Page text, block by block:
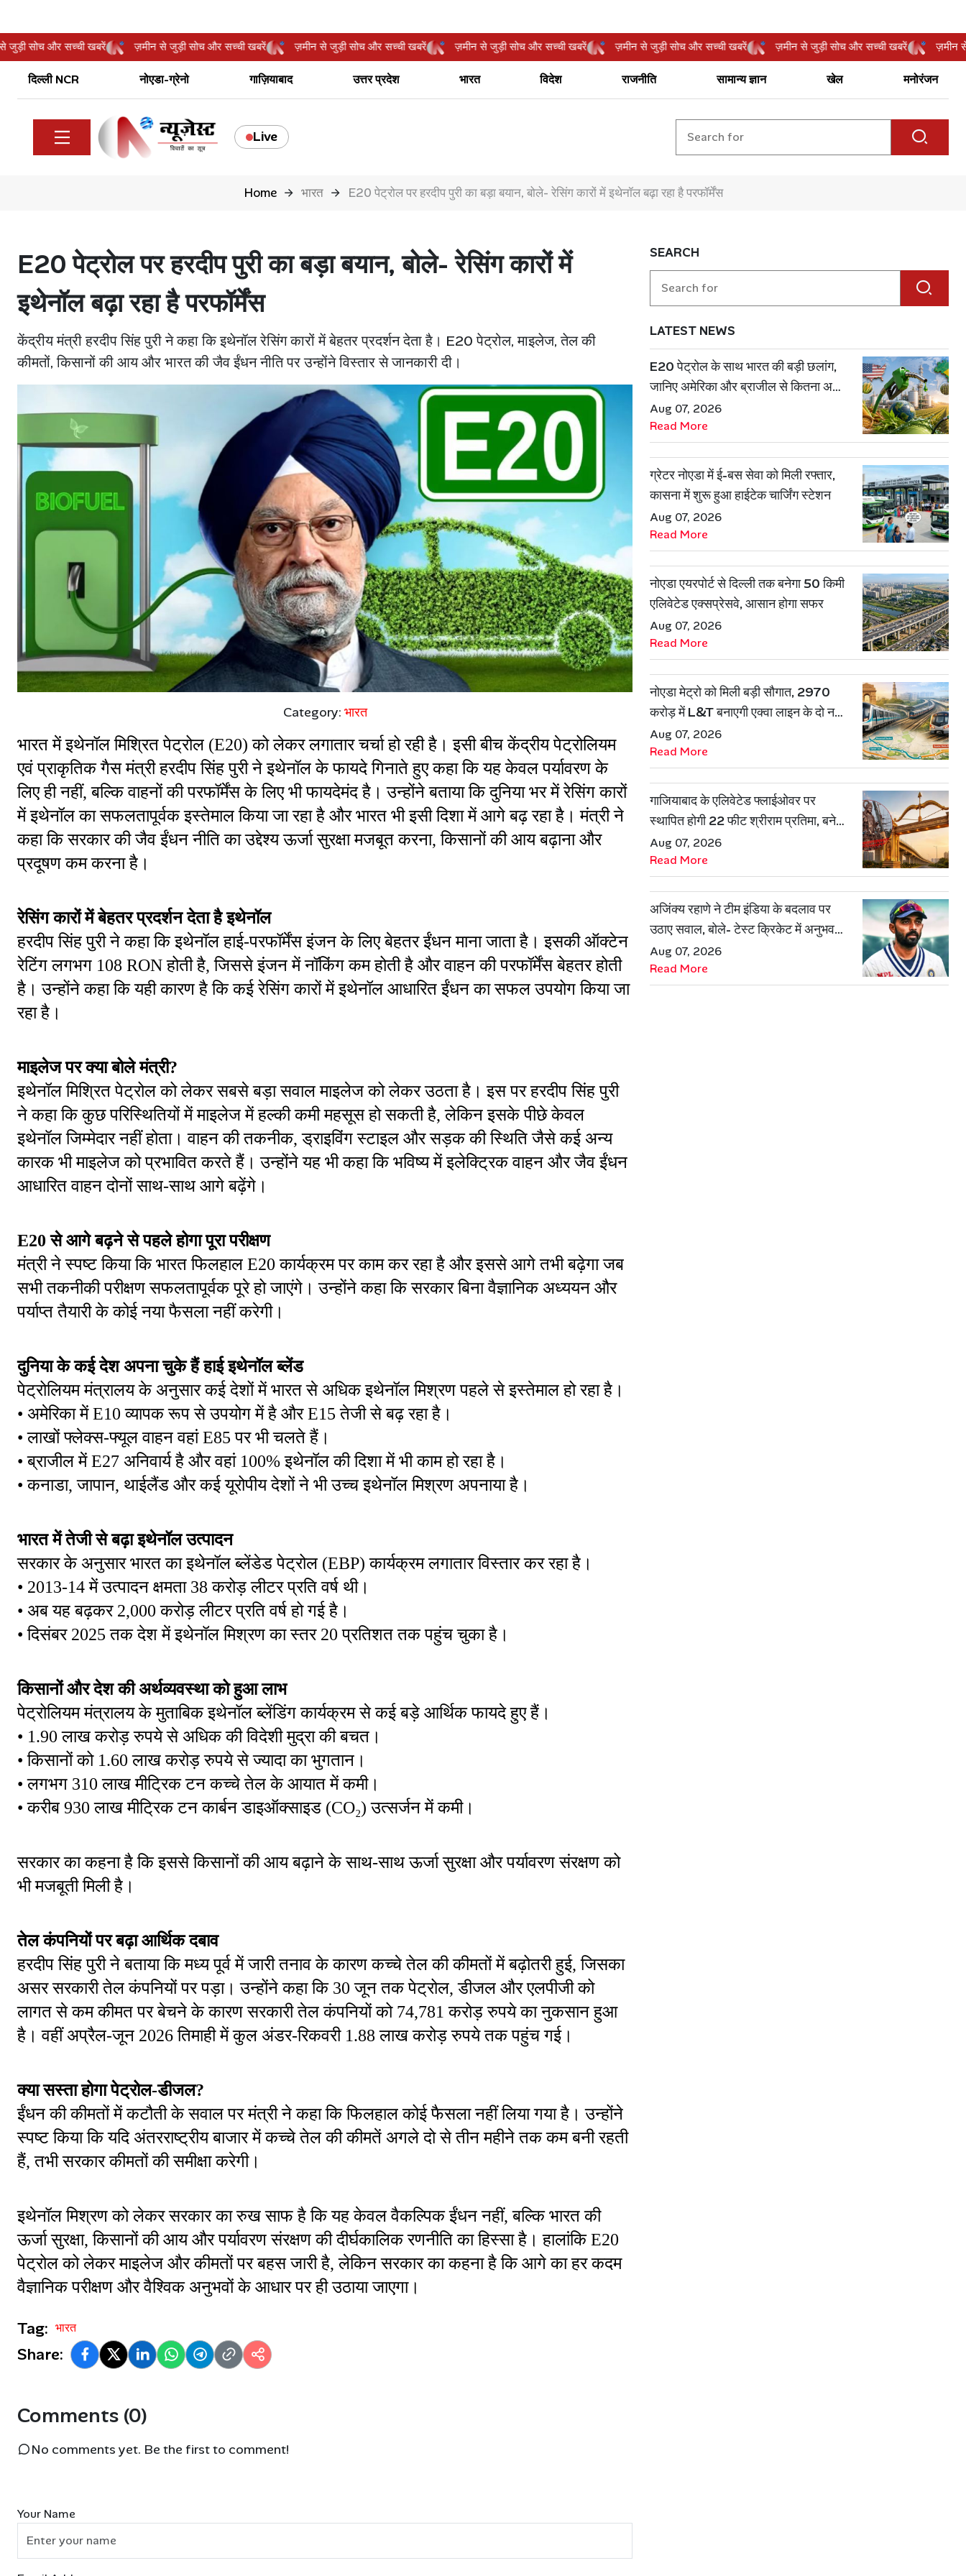
से जुड़ी सोच और सच्ची खबरें ज़मीन से जुड़ी सोच और सच्ची खबरें ज़मीन से जुड़ी सोच और सच्ची खबरें ज़मीन से जुड़ी सोच और सच्ची खबरें ज़मीन से जुड़ी सोच और सच्ची खबरें ज़मीन से जुड़ी सोच और सच्ची खबरें
दिल्ली NCR नोएडा-ग्रेनो गाज़ियाबाद उत्तर प्रदेश भारत विदेश राजनीति सामान्य ज्ञान खेल मनोरंजन
Live
Home भारत E20 पेट्रोल पर हरदीप पुरी का बड़ा बयान, बोले- रेसिंग कारों में इथेनॉल बढ़ा रहा है परफॉर्मेंस
E20 पेट्रोल पर हरदीप पुरी का बड़ा बयान, बोले- रेसिंग कारों में
इथेनॉल बढ़ा रहा है परफॉर्मेंस
केंद्रीय मंत्री हरदीप सिंह पुरी ने कहा कि इथेनॉल रेसिंग कारों में बेहतर प्रदर्शन देता है। E20 पेट्रोल, माइलेज, तेल की
कीमतों, किसानों की आय और भारत की जैव ईंधन नीति पर उन्होंने विस्तार से जानकारी दी।
Category: भारत
भारत में इथेनॉल मिश्रित पेट्रोल (E20) को लेकर लगातार चर्चा हो रही है। इसी बीच केंद्रीय पेट्रोलियम
एवं प्राकृतिक गैस मंत्री हरदीप सिंह पुरी ने इथेनॉल के फायदे गिनाते हुए कहा कि यह केवल पर्यावरण के
लिए ही नहीं, बल्कि वाहनों की परफॉर्मेंस के लिए भी फायदेमंद है। उन्होंने बताया कि दुनिया भर में रेसिंग कारों
में इथेनॉल का सफलतापूर्वक इस्तेमाल किया जा रहा है और भारत भी इसी दिशा में आगे बढ़ रहा है। मंत्री ने
कहा कि सरकार की जैव ईंधन नीति का उद्देश्य ऊर्जा सुरक्षा मजबूत करना, किसानों की आय बढ़ाना और
प्रदूषण कम करना है।
रेसिंग कारों में बेहतर प्रदर्शन देता है इथेनॉल
हरदीप सिंह पुरी ने कहा कि इथेनॉल हाई-परफॉर्मेंस इंजन के लिए बेहतर ईंधन माना जाता है। इसकी ऑक्टेन
रेटिंग लगभग 108 RON होती है, जिससे इंजन में नॉकिंग कम होती है और वाहन की परफॉर्मेंस बेहतर होती
है। उन्होंने कहा कि यही कारण है कि कई रेसिंग कारों में इथेनॉल आधारित ईंधन का सफल उपयोग किया जा
रहा है।
माइलेज पर क्या बोले मंत्री?
इथेनॉल मिश्रित पेट्रोल को लेकर सबसे बड़ा सवाल माइलेज को लेकर उठता है। इस पर हरदीप सिंह पुरी
ने कहा कि कुछ परिस्थितियों में माइलेज में हल्की कमी महसूस हो सकती है, लेकिन इसके पीछे केवल
इथेनॉल जिम्मेदार नहीं होता। वाहन की तकनीक, ड्राइविंग स्टाइल और सड़क की स्थिति जैसे कई अन्य
कारक भी माइलेज को प्रभावित करते हैं। उन्होंने यह भी कहा कि भविष्य में इलेक्ट्रिक वाहन और जैव ईंधन
आधारित वाहन दोनों साथ-साथ आगे बढ़ेंगे।
E20 से आगे बढ़ने से पहले होगा पूरा परीक्षण
मंत्री ने स्पष्ट किया कि भारत फिलहाल E20 कार्यक्रम पर काम कर रहा है और इससे आगे तभी बढ़ेगा जब
सभी तकनीकी परीक्षण सफलतापूर्वक पूरे हो जाएंगे। उन्होंने कहा कि सरकार बिना वैज्ञानिक अध्ययन और
पर्याप्त तैयारी के कोई नया फैसला नहीं करेगी।
दुनिया के कई देश अपना चुके हैं हाई इथेनॉल ब्लेंड
पेट्रोलियम मंत्रालय के अनुसार कई देशों में भारत से अधिक इथेनॉल मिश्रण पहले से इस्तेमाल हो रहा है।
• अमेरिका में E10 व्यापक रूप से उपयोग में है और E15 तेजी से बढ़ रहा है।
• लाखों फ्लेक्स-फ्यूल वाहन वहां E85 पर भी चलते हैं।
• ब्राजील में E27 अनिवार्य है और वहां 100% इथेनॉल की दिशा में भी काम हो रहा है।
• कनाडा, जापान, थाईलैंड और कई यूरोपीय देशों ने भी उच्च इथेनॉल मिश्रण अपनाया है।
भारत में तेजी से बढ़ा इथेनॉल उत्पादन
सरकार के अनुसार भारत का इथेनॉल ब्लेंडेड पेट्रोल (EBP) कार्यक्रम लगातार विस्तार कर रहा है।
• 2013-14 में उत्पादन क्षमता 38 करोड़ लीटर प्रति वर्ष थी।
• अब यह बढ़कर 2,000 करोड़ लीटर प्रति वर्ष हो गई है।
• दिसंबर 2025 तक देश में इथेनॉल मिश्रण का स्तर 20 प्रतिशत तक पहुंच चुका है।
किसानों और देश की अर्थव्यवस्था को हुआ लाभ
पेट्रोलियम मंत्रालय के मुताबिक इथेनॉल ब्लेंडिंग कार्यक्रम से कई बड़े आर्थिक फायदे हुए हैं।
• 1.90 लाख करोड़ रुपये से अधिक की विदेशी मुद्रा की बचत।
• किसानों को 1.60 लाख करोड़ रुपये से ज्यादा का भुगतान।
• लगभग 310 लाख मीट्रिक टन कच्चे तेल के आयात में कमी।
• करीब 930 लाख मीट्रिक टन कार्बन डाइऑक्साइड (CO₂) उत्सर्जन में कमी।
सरकार का कहना है कि इससे किसानों की आय बढ़ाने के साथ-साथ ऊर्जा सुरक्षा और पर्यावरण संरक्षण को
भी मजबूती मिली है।
तेल कंपनियों पर बढ़ा आर्थिक दबाव
हरदीप सिंह पुरी ने बताया कि मध्य पूर्व में जारी तनाव के कारण कच्चे तेल की कीमतों में बढ़ोतरी हुई, जिसका
असर सरकारी तेल कंपनियों पर पड़ा। उन्होंने कहा कि 30 जून तक पेट्रोल, डीजल और एलपीजी को
लागत से कम कीमत पर बेचने के कारण सरकारी तेल कंपनियों को 74,781 करोड़ रुपये का नुकसान हुआ
है। वहीं अप्रैल-जून 2026 तिमाही में कुल अंडर-रिकवरी 1.88 लाख करोड़ रुपये तक पहुंच गई।
क्या सस्ता होगा पेट्रोल-डीजल?
ईंधन की कीमतों में कटौती के सवाल पर मंत्री ने कहा कि फिलहाल कोई फैसला नहीं लिया गया है। उन्होंने
स्पष्ट किया कि यदि अंतरराष्ट्रीय बाजार में कच्चे तेल की कीमतें अगले दो से तीन महीने तक कम बनी रहती
हैं, तभी सरकार कीमतों की समीक्षा करेगी।
इथेनॉल मिश्रण को लेकर सरकार का रुख साफ है कि यह केवल वैकल्पिक ईंधन नहीं, बल्कि भारत की
ऊर्जा सुरक्षा, किसानों की आय और पर्यावरण संरक्षण की दीर्घकालिक रणनीति का हिस्सा है। हालांकि E20
पेट्रोल को लेकर माइलेज और कीमतों पर बहस जारी है, लेकिन सरकार का कहना है कि आगे का हर कदम
वैज्ञानिक परीक्षण और वैश्विक अनुभवों के आधार पर ही उठाया जाएगा।
Tag: भारत
Share:
Comments (0)
No comments yet. Be the first to comment!
Your Name
SEARCH
LATEST NEWS
E20 पेट्रोल के साथ भारत की बड़ी छलांग,
जानिए अमेरिका और ब्राजील से कितना अलग
है एथेनॉल मॉडल
Aug 07, 2026
Read More
ग्रेटर नोएडा में ई-बस सेवा को मिली रफ्तार,
कासना में शुरू हुआ हाईटेक चार्जिंग स्टेशन
Aug 07, 2026
Read More
नोएडा एयरपोर्ट से दिल्ली तक बनेगा 50 किमी
एलिवेटेड एक्सप्रेसवे, आसान होगा सफर
Aug 07, 2026
Read More
नोएडा मेट्रो को मिली बड़ी सौगात, 2970
करोड़ में L&T बनाएगी एक्वा लाइन के दो नए
रूट
Aug 07, 2026
Read More
गाजियाबाद के एलिवेटेड फ्लाईओवर पर
स्थापित होगी 22 फीट श्रीराम प्रतिमा, बनेगी
शहर की नई पहचान
Aug 07, 2026
Read More
अजिंक्य रहाणे ने टीम इंडिया के बदलाव पर
उठाए सवाल, बोले- टेस्ट क्रिकेट में अनुभव
की जरूरत हमेशा रहेगी
Aug 07, 2026
Read More